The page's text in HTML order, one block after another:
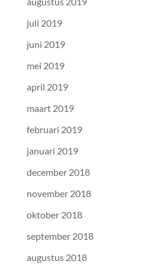
juli 2019
juni 2019
mei 2019
april 2019
maart 2019
februari 2019
januari 2019
december 2018
november 2018
oktober 2018
september 2018
augustus 2018